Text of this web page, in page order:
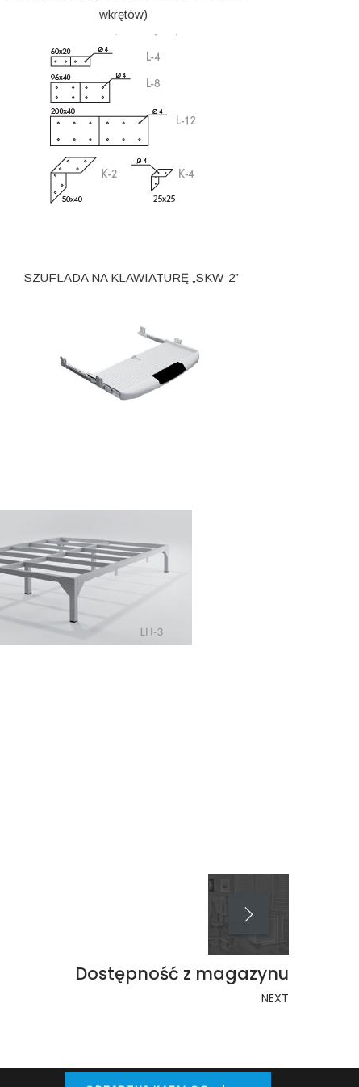
wkrętów)
SZUFLADA NA KLAWIATURĘ „SKW-2”
Dostępność z magazynu
NEXT